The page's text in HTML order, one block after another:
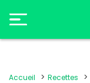
Accueil Recettes